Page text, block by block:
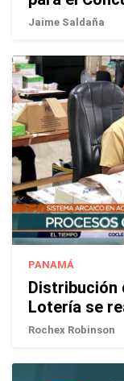
Jaime Saldaña
PANAMÁ
Distribución
Lotería se
Rochex Robinson